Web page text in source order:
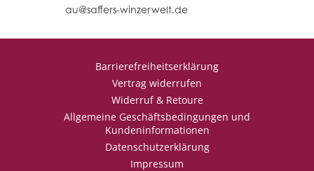
au@saffers-winzerwelt.de
Barrierefreiheitserklärung
Vertrag widerrufen
Widerruf & Retoure
Allgemeine Geschäftsbedingungen und
Kundeninformationen
Datenschutzerklärung
Impressum